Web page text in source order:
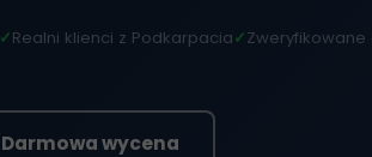
✓Realni klienci z Podkarpacia✓
Darmowa wycena